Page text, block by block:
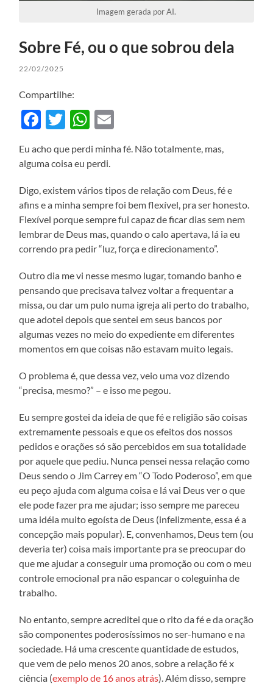
Imagem gerada por AI.
Sobre Fé, ou o que sobrou dela
22/02/2025
Compartilhe:
Facebook
TwitterWhatsApp
Eu acho que perdi minha fé. Não totalmente, mas,
alguma coisa eu perdi.
Digo, existem vários tipos de relação com Deus, fé e
afins e a minha sempre foi bem flexível, pra ser honesto.
Flexível porque sempre fui capaz de ficar dias sem nem
lembrar de Deus mas, quando o calo apertava, lá ia eu
correndo pra pedir “luz, força e direcionamento”.
Outro dia me vi nesse mesmo lugar, tomando banho e
pensando que precisava talvez voltar a frequentar a
missa, ou dar um pulo numa igreja ali perto do trabalho,
que adotei depois que sentei em seus bancos por
algumas vezes no meio do expediente em diferentes
momentos em que coisas não estavam muito legais.
O problema é, que dessa vez, veio uma voz dizendo
“precisa, mesmo?” – e isso me pegou.
Eu sempre gostei da ideia de que fé e religião são coisas
extremamente pessoais e que os efeitos dos nossos
pedidos e orações só são percebidos em sua totalidade
por aquele que pediu. Nunca pensei nessa relação como
Deus sendo o Jim Carrey em “O Todo Poderoso”, em que
eu peço ajuda com alguma coisa e lá vai Deus ver o que
ele pode fazer pra me ajudar; isso sempre me pareceu
uma idéia muito egoísta de Deus (infelizmente, essa é a
concepção mais popular). E, convenhamos, Deus tem (ou
deveria ter) coisa mais importante pra se preocupar do
que me ajudar a conseguir uma promoção ou com o meu
controle emocional pra não espancar o coleguinha de
trabalho.
No entanto, sempre acreditei que o rito da fé e da oração
são componentes poderosíssimos no ser-humano e na
sociedade. Há uma crescente quantidade de estudos,
que vem de pelo menos 20 anos, sobre a relação fé x
ciência (exemplo de 16 anos atrás). Além disso, sempre